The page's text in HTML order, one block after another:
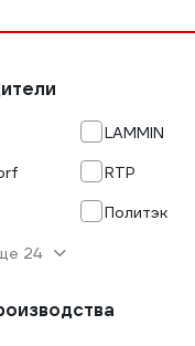
LAMMIN
RTP
Политэк
24